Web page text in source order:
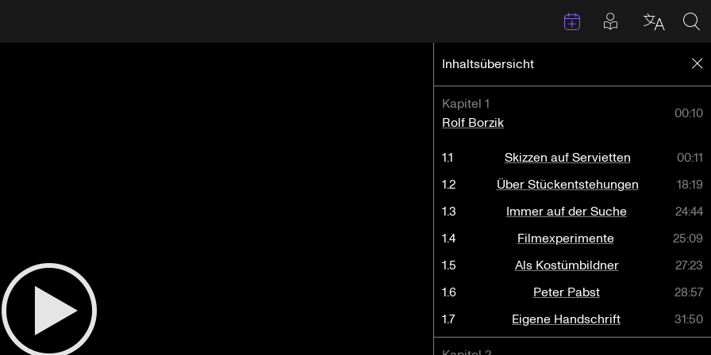
TermineBeiträge in
Inhaltsübersicht
Kapitel 1
Rolf Borzik
00:10
1.1 Skizzen auf Servietten
00:11
1.2
Über Stückentstehungen
18:19
1.3
Immer auf der Suche
24:44
1.4
Filmexperimente
25:09
1.5
Als Kostümbildner
27:23
1.6
Peter Pabst
28:57
1.7
Eigene Handschrift 31:50